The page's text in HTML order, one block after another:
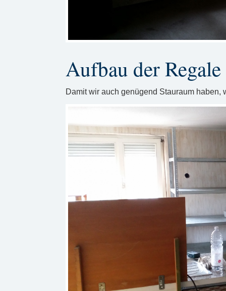
Aufbau der Regale
Damit wir auch genügend Stauraum